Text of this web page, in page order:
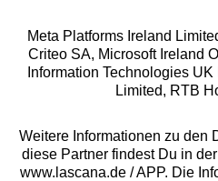
Auszeichnungen
Meta Platforms Ireland
Criteo SA, Microsoft Ireland
Information Technologies
Limited, RTB
Weitere Informationen zu den
diese Partner findest Du in
www.lascana.de / APP. Die